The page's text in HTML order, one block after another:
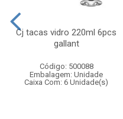
Cj tacas vidro 220ml 6pcs
gallant
Código: 500088
Embalagem: Unidade
Caixa Com: 6 Unidade(s)